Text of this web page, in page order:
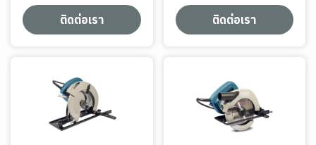
ติดต่อเรา ติดต่อเรา